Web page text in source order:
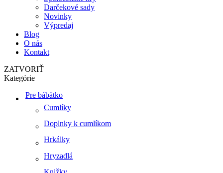
Darčekové sady
Novinky
Výpredaj
Blog
O nás
Kontakt
ZATVORIŤ
Kategórie
Pre bábätko
Cumlíky
Doplnky k cumlíkom
Hrkálky
Hryzadlá